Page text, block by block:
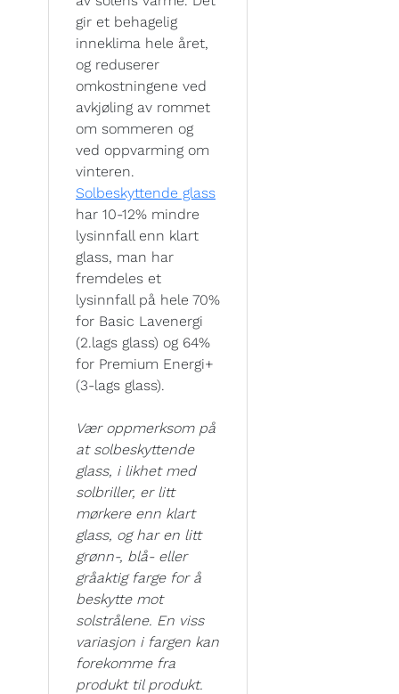
gir et behagelig
inneklima hele året,
og reduserer
omkostningene ved
avkjøling av rommet
om sommeren og
ved oppvarming om
vinteren.
Solbeskyttende glass
har 10-12% mindre
lysinnfall enn klart
glass, man har
fremdeles et
lysinnfall på hele 70%
for Basic Lavenergi
(2.lags glass) og 64%
for Premium Energi+
(3-lags glass).
Vær oppmerksom på
at solbeskyttende
glass, i likhet med
solbriller, er litt
mørkere enn klart
glass, og har en litt
grønn-, blå- eller
gråaktig farge for å
beskytte mot
solstrålene. En viss
variasjon i fargen kan
forekomme fra
produkt til produkt.